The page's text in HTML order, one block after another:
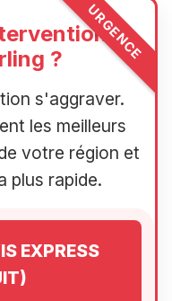
URGENCE
?
s'aggraver.
les meilleurs
votre région et
plus rapide.
EXPRESS